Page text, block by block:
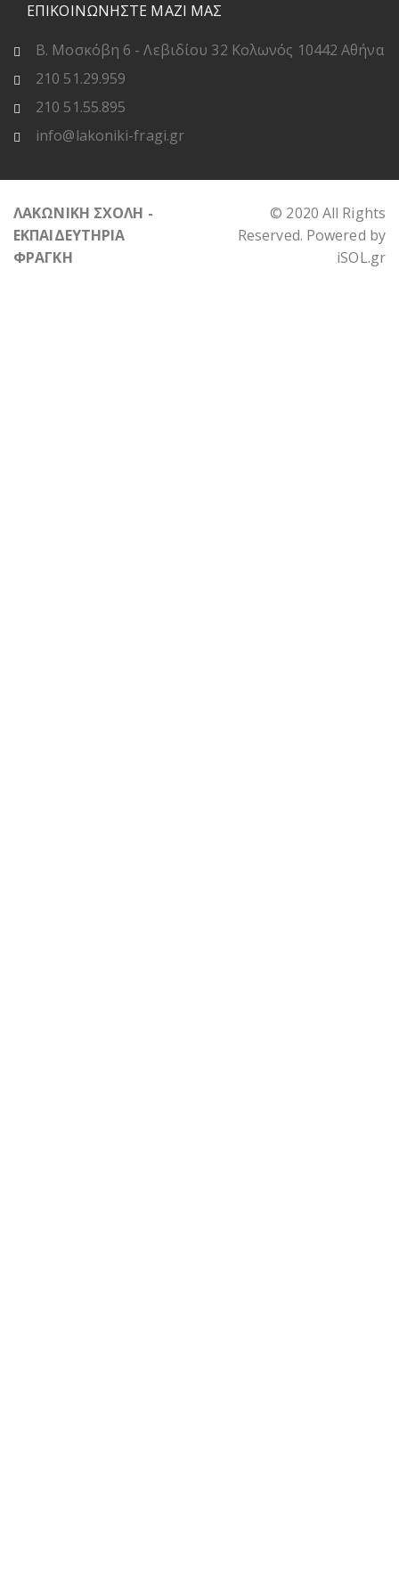
ΕΠΙΚΟΙΝΩΝΗΣΤΕ ΜΑΖΙ ΜΑΣ
Β. Μοσκόβη 6 - Λεβιδίου 32 Κολωνός 10442 Αθήνα
210 51.29.959
210 51.55.895
info@lakoniki-fragi.gr
ΛΑΚΩΝΙΚΗ ΣΧΟΛΗ -
ΕΚΠΑΙΔΕΥΤΗΡΙΑ
ΦΡΑΓΚΗ
© 2020 All Rights
Reserved. Powered by
iSOL.gr